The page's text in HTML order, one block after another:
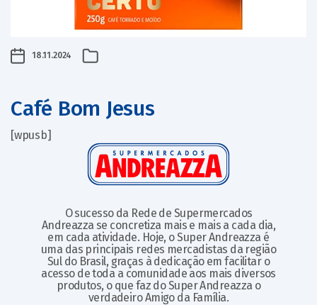
18.11.2024
Café Bom Jesus
[wpusb]
O sucesso da Rede de Supermercados
Andreazza se concretiza mais e mais a cada dia,
em cada atividade. Hoje, o Super Andreazza é
uma das principais redes mercadistas da região
Sul do Brasil, graças à dedicação em facilitar o
acesso de toda a comunidade aos mais diversos
produtos, o que faz do Super Andreazza o
verdadeiro Amigo da Família.